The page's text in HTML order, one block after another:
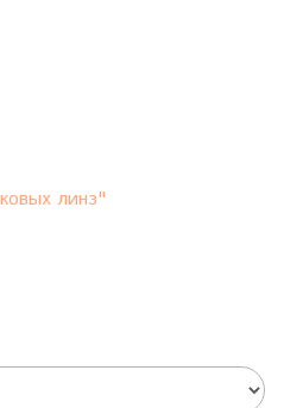
линз"